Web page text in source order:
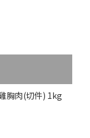
胸肉(切件) 1kg